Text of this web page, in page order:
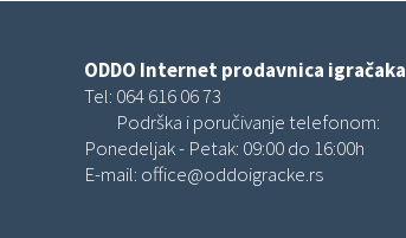
ODDO Internet prodavnica igračaka
Tel: 064 616 06 73
Podrška i poručivanje telefonom:
Ponedeljak - Petak: 09:00 do 16:00h
E-mail: office@oddoigracke.rs